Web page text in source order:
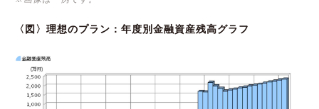
〈図〉理想のプラン：年度別金融資産残高グラフ